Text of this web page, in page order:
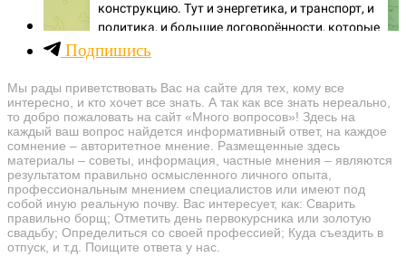
Подпишись
Мы рады приветствовать Вас на сайте для тех, кому все
интересно, и кто хочет все знать. А так как все знать нереально,
то добро пожаловать на сайт «Много вопросов»! Здесь на
каждый ваш вопрос найдется информативный ответ, на каждое
сомнение – авторитетное мнение. Размещенные здесь
материалы – советы, информация, частные мнения – являются
результатом правильно осмысленного личного опыта,
профессиональным мнением специалистов или имеют под
собой иную реальную почву. Вас интересует, как: Сварить
правильно борщ; Отметить день первокурсника или золотую
свадьбу; Определиться со своей профессией; Куда съездить в
отпуск, и т.д. Поищите ответа у нас.